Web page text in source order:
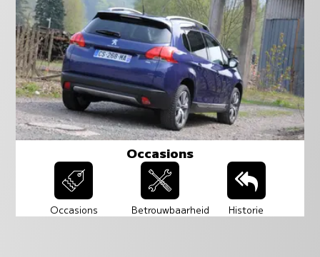
Occasions
Occasions Betrouwbaarheid Historie